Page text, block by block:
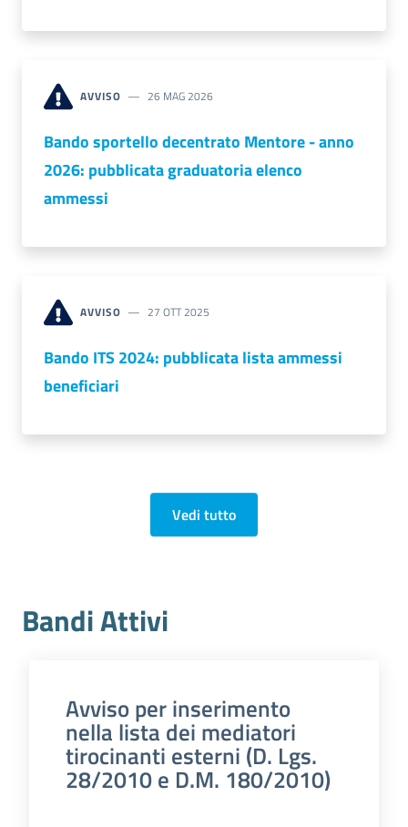
Impresa
Digitale
Camera
Prenota
on line
Servizi
online
Contatti
AVVISO 26 MAG 2026
Bando sportello decentrato Mentore - anno
2026: pubblicata graduatoria elenco
ammessi
AVVISO 27 OTT 2025
Bando ITS 2024: pubblicata lista ammessi
beneficiari
Vedi tutto
Bandi Attivi
Avviso per inserimento
nella lista dei mediatori
tirocinanti esterni (D. Lgs.
28/2010 e D.M. 180/2010)